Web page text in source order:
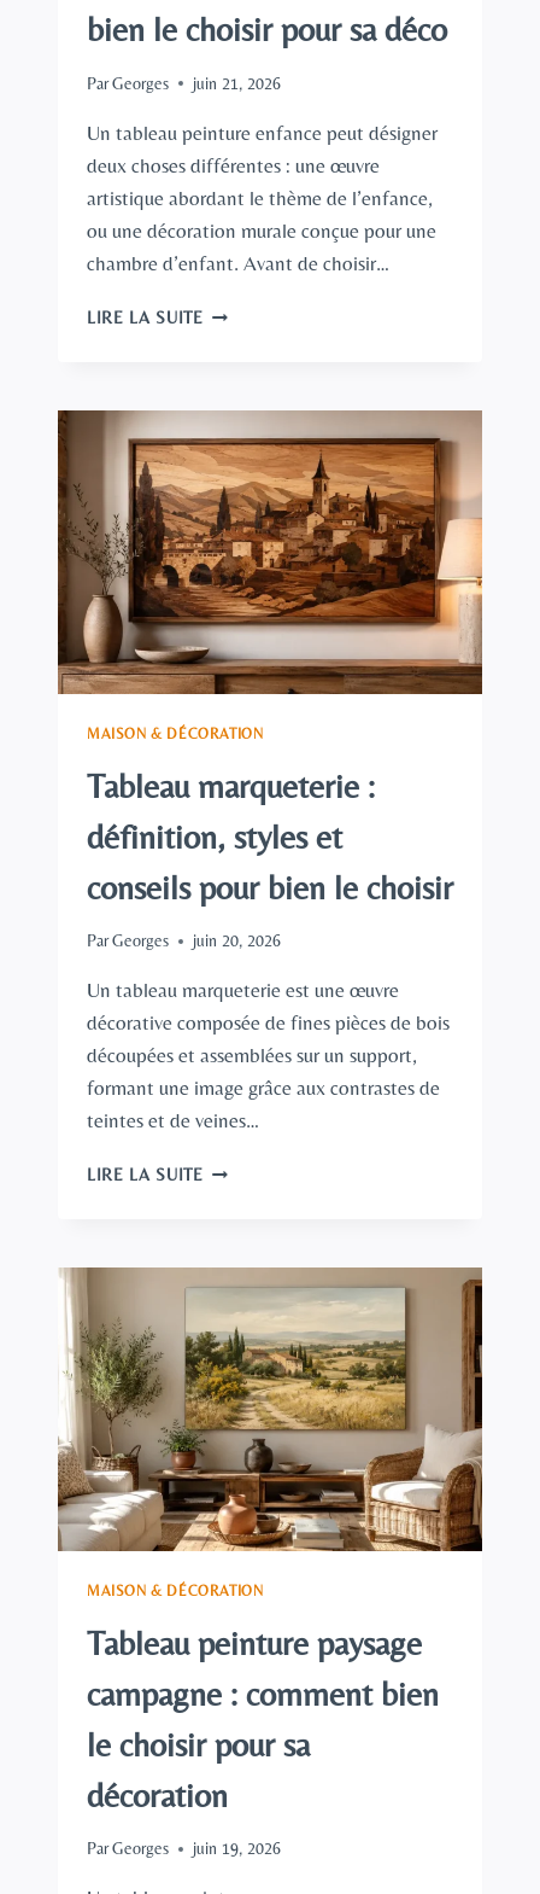
bien le choisir pour sa déco
ParGeorges juin 21, 2026
Un tableau peinture enfance peut désigner
deux choses différentes : une œuvre
artistique abordant le thème de l’enfance,
ou une décoration murale conçue pour une
chambre d’enfant. Avant de choisir…
LIRE LA SUITETABLEAU
COMPRENDRE
CE
THÈME
ET
BIEN
LE
CHOISIR
POUR
SA
MAISON & DÉCORATION
Tableau marqueterie :
définition, styles et
conseils pour bien le choisir
ParGeorges juin 20, 2026
Un tableau marqueterie est une œuvre
décorative composée de fines pièces de bois
découpées et assemblées sur un support,
formant une image grâce aux contrastes de
teintes et de veines…
LIRE LA SUITETABLEAU
STYLES
CONSEILS
POUR
BIEN
LE
CHOISIR
MAISON & DÉCORATION
Tableau peinture paysage
campagne : comment bien
le choisir pour sa
décoration
ParGeorges juin 19, 2026